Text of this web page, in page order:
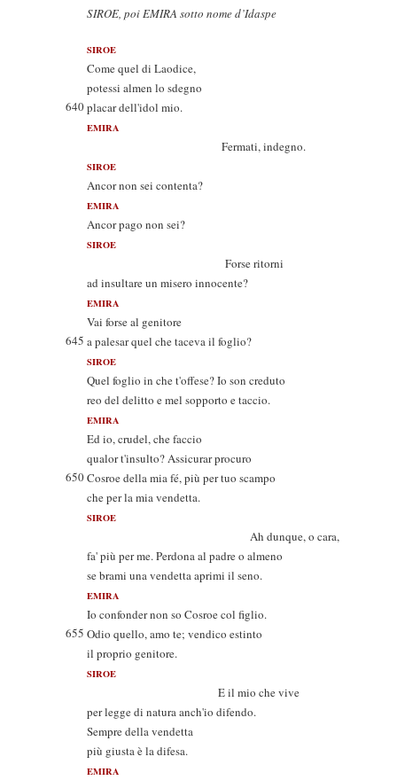
SIROE, poi EMIRA sotto nome d’Idaspe
SIROE
Come quel di Laodice,
potessi almen lo sdegno
640placar dell'idol mio.
EMIRA
Fermati, indegno.
SIROE
Ancor non sei contenta?
EMIRA
Ancor pago non sei?
SIROE
Forse ritorni
ad insultare un misero innocente?
EMIRA
Vai forse al genitore
645 a palesar quel che taceva il foglio?
SIROE
Quel foglio in che t'offese? Io son creduto
reo del delitto e mel sopporto e taccio.
EMIRA
Ed io, crudel, che faccio
qualor t'insulto? Assicurar procuro
650Cosroe della mia fé, più per tuo scampo
che per la mia vendetta.
SIROE
Ah dunque, o cara,
fa' più per me. Perdona al padre o almeno
se brami una vendetta aprimi il seno.
EMIRA
Io confonder non so Cosroe col figlio.
655 Odio quello, amo te; vendico estinto
il proprio genitore.
SIROE
E il mio che vive
per legge di natura anch'io difendo.
Sempre della vendetta
più giusta è la difesa.
EMIRA